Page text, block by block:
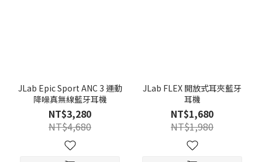
JLab Epic Sport ANC 3 運動
降噪真無線藍牙耳機
NT$3,280
NT$4,680
JLab FLEX 開放式耳夾藍牙
耳機
NT$1,680
NT$1,980